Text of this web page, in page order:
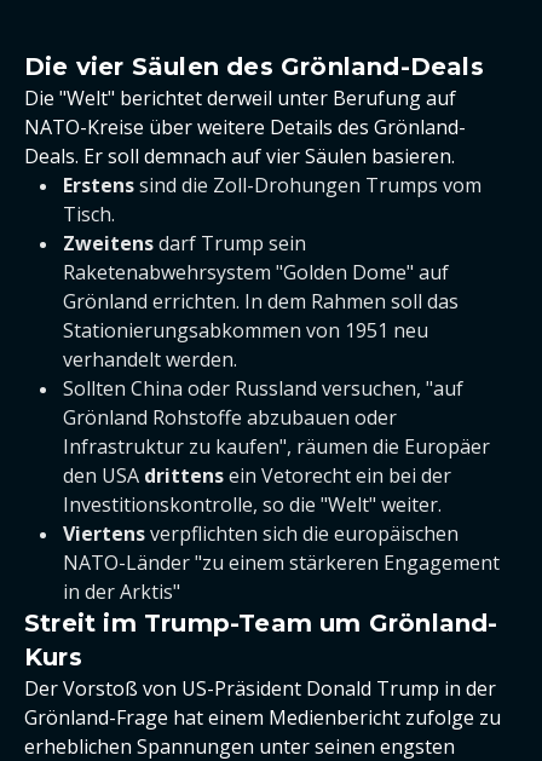
Die vier Säulen des Grönland-Deals
Die "Welt" berichtet derweil unter Berufung auf
NATO-Kreise über weitere Details des Grönland-
Deals. Er soll demnach auf vier Säulen basieren.
Erstenssind die Zoll-Drohungen Trumps vom
Tisch.
Zweitensdarf Trump sein
Raketenabwehrsystem "Golden Dome" auf
Grönland errichten. In dem Rahmen soll das
Stationierungsabkommen von 1951 neu
verhandelt werden.
Sollten China oder Russland versuchen, "auf
Grönland Rohstoffe abzubauen oder
Infrastruktur zu kaufen", räumen die Europäer
den USA drittensein Vetorecht ein bei der
Investitionskontrolle, so die "Welt" weiter.
Viertensverpflichten sich die europäischen
NATO-Länder "zu einem stärkeren Engagement
in der Arktis"
Streit im Trump-Team um Grönland-
Kurs
Der Vorstoß von US-Präsident Donald Trump in der
Grönland-Frage hat einem Medienbericht zufolge zu
erheblichen Spannungen unter seinen engsten